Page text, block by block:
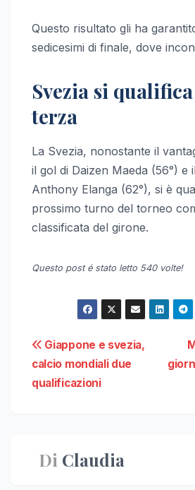
Questo risultato gli ha
sedicesimi di finale, dove
Svezia si
terza
La Svezia, nonostante il
il gol di Daizen Maeda (56°) e
Anthony Elanga (62°), si è
prossimo turno del torneo
classificata del girone.
Questo post é stato letto 540 volte!
Navigazione
articoli
Giappone e svezia,
calcio mondiali due
qualificazioni
Di Claudia